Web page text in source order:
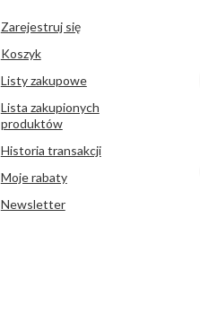
Zarejestruj się
Koszyk
Listy zakupowe
Lista zakupionych
produktów
Historia transakcji
Moje rabaty
Newsletter